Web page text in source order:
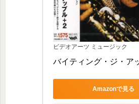
ビデオアーツ ミュージック
バイティング・ジ・ア
Amazonで見る